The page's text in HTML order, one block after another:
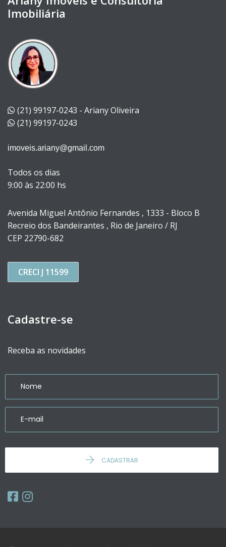
Imobiliária
(21) 99197-0243 - Ariany Oliveira
(21) 99197-0243
imoveis.ariany@gmail.com
Todos os dias
9:00 às 22:00 hs
Avenida Miguel Antônio Fernandes , 1333 - Bloco B
Recreio dos Bandeirantes , Rio de Janeiro / RJ
CEP 22790-682
CRECI J 11599
Cadastre-se
Receba as novidades
CADASTRAR